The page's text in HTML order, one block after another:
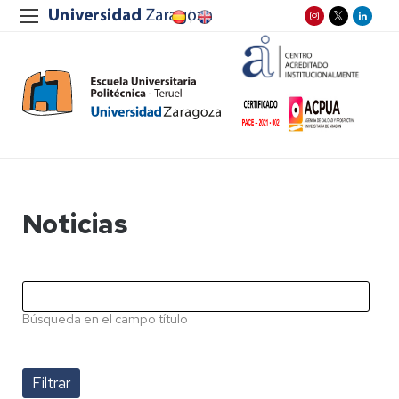
Noticias
Búsqueda en el campo título